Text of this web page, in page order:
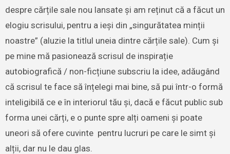
despre cărțile sale nou lansate și am reținut că a făcut un
elogiu scrisului, pentru a ieși din „singurătatea minții
noastre” (aluzie la titlul uneia dintre cărțile sale). Cum și
pe mine mă pasionează scrisul de inspirație
autobiografică / non-ficțiune subscriu la idee, adăugând
că scrisul te face să înțelegi mai bine, să pui într-o formă
inteligibilă ce e în interiorul tău și, dacă e făcut public sub
forma unei cărți, e o punte spre alți oameni și poate
uneori să ofere cuvinte pentru lucruri pe care le simt și
alții, dar nu le dau glas.